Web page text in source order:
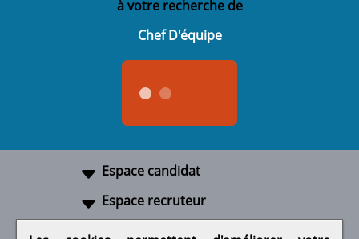
à votre recherche de
Chef D'équipe
Espace candidat
Espace recruteur